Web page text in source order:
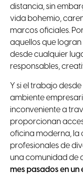
distancia, sin
vida bohemio,
marcos oficiales.
aquellos que
desde cualquier
responsables,
Y si el trabajo
ambiente
inconveniente a
proporcionan
oficina moderna,
profesionales de
una comunidad de
mes pasados en